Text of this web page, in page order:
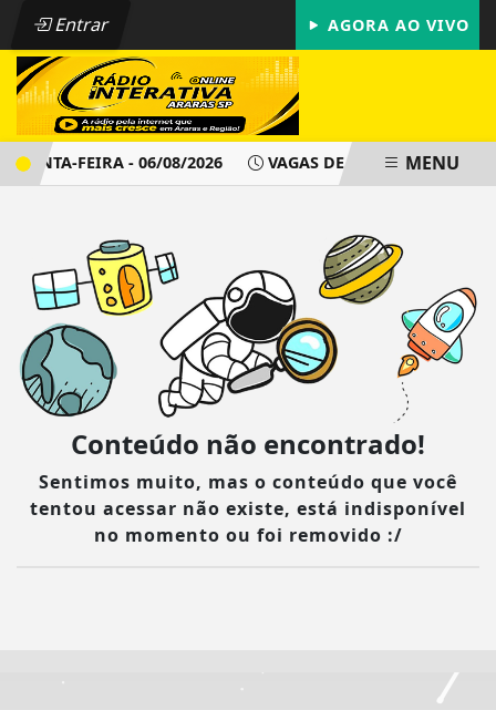
Entrar AGORA AO VIVO
QUINTA-FEIRA - 06/08/2026 VAGAS DE EMPREGO - PAT
MENU
Conteúdo não encontrado!
Sentimos muito, mas o conteúdo que você
tentou acessar não existe, está indisponível
no momento ou foi removido :/